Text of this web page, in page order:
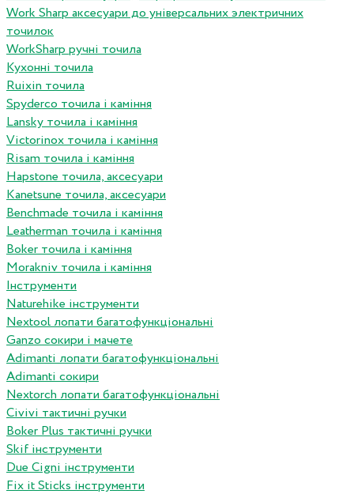
Work Sharp аксесуари до унiверсальних электричних
точилок
WorkSharp ручні точила
Кухонні точила
Ruixin точила
Spyderco точила і каміння
Lansky точила і каміння
Victorinox точила і каміння
Risam точила і каміння
Hapstone точила, аксесуари
Kanetsune точила, аксесуари
Benchmade точила і каміння
Leatherman точила і каміння
Boker точила і каміння
Morakniv точила і каміння
Інструменти
Naturehike інструменти
Nextool лопати багатофункціональні
Ganzo сокири і мачете
Adimanti лопати багатофункціональні
Adimanti сокири
Nextorch лопати багатофункціональні
Сivivi тактичні ручки
Boker Plus тактичні ручки
Skif інструменти
Due Cigni інструменти
Fix it Sticks інструменти